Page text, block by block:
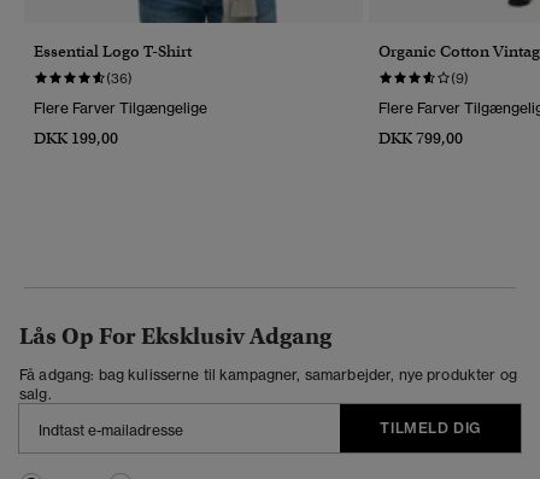
Essential Logo T-Shirt
(36)
Flere Farver Tilgængelige
DKK 199,00
Organic Cotton
(9)
Flere Farver
DKK 799,00
Lås Op For Eksklusiv Adgang
Få adgang: bag kulisserne til kampagner, samarbejder, nye produkter og
salg.
TILMELD DIG